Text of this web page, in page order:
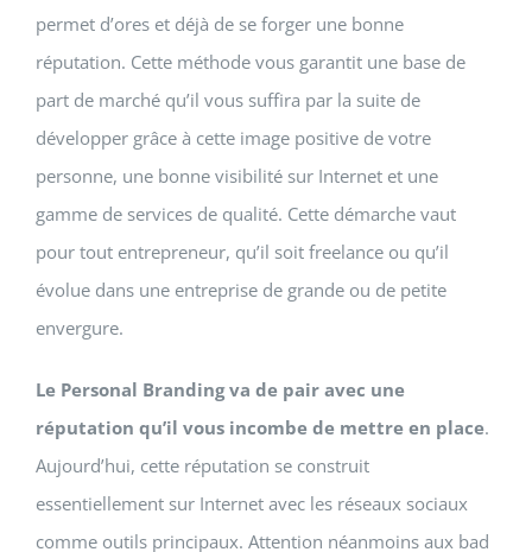
permet d’ores et déjà de se forger une bonne
réputation. Cette méthode vous garantit une base de
part de marché qu’il vous suffira par la suite de
développer grâce à cette image positive de votre
personne, une bonne visibilité sur Internet et une
gamme de services de qualité. Cette démarche vaut
pour tout entrepreneur, qu’il soit freelance ou qu’il
évolue dans une entreprise de grande ou de petite
envergure.
Le Personal Branding va de pair avec une
réputation qu’il vous incombe de mettre en place.
Aujourd’hui, cette réputation se construit
essentiellement sur Internet avec les réseaux sociaux
comme outils principaux. Attention néanmoins aux bad